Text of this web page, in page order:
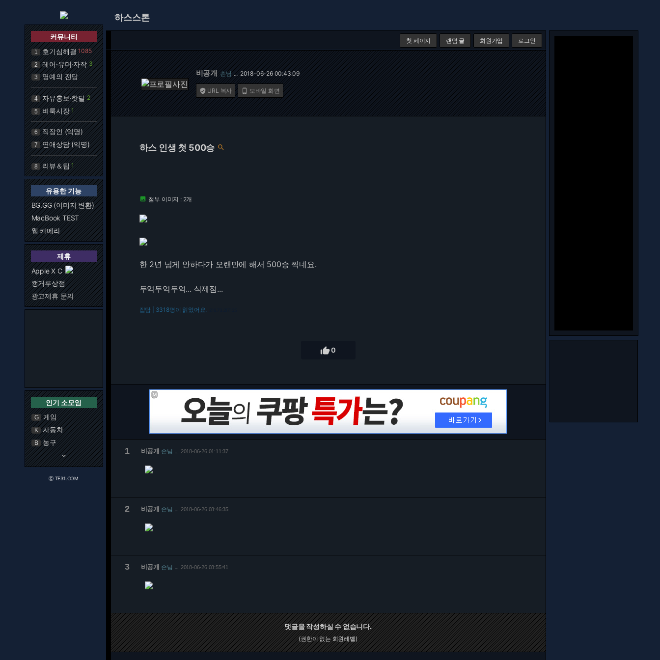
커뮤니티
1 호기심해결 1085
2 레어·유머·자작 3
3 명예의 전당
4 자유홍보·핫딜 2
5 벼룩시장 1
6 직장인 (익명)
7 연애상담 (익명)
8 리뷰＆팁 1
유용한 기능
BG.GG (이미지 변환)
MacBook TEST
웹 카메라
제휴
Apple X C
캥거루상점
광고제휴 문의
인기 소모임
G 게임
K 자동차
B 농구
keyboard_arrow_down
ⓒ TE31.COM
하스스톤
첫 페이지 랜덤 글 회원가입 로그인
비공개 손님 … 2018-06-26 00:43:09
 URL 복사  모바일 화면
하스 인생 첫 500승 
 첨부 이미지 : 2개
한 2년 넘게 안하다가 오랜만에 해서 500승 찍네요.
두억두억두억... 삭제점...
잡담 | 3318명이 읽었어요.
0
1 비공개 손님 2018-06-26 01:11:37
2 비공개 손님 2018-06-26 03:46:35
3 비공개 손님 2018-06-26 03:55:41
댓글을 작성하실 수 없습니다.
(권한이 없는 회원레벨)